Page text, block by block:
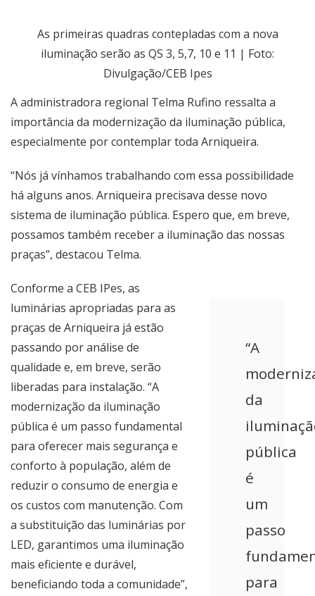
As primeiras quadras contepladas com a nova
iluminação serão as QS 3, 5,7, 10 e 11 | Foto:
Divulgação/CEB Ipes
A administradora regional Telma Rufino ressalta a
importância da modernização da iluminação pública,
especialmente por contemplar toda Arniqueira.
“Nós já vínhamos trabalhando com essa possibilidade
há alguns anos. Arniqueira precisava desse novo
sistema de iluminação pública. Espero que, em breve,
possamos também receber a iluminação das nossas
praças”, destacou Telma.
“A
da
pública
é
um
passo
para
Conforme a CEB IPes, as
luminárias apropriadas para as
praças de Arniqueira já estão
passando por análise de
qualidade e, em breve, serão
liberadas para instalação. “A
modernização da iluminação
pública é um passo fundamental
para oferecer mais segurança e
conforto à população, além de
reduzir o consumo de energia e
os custos com manutenção. Com
a substituição das luminárias por
LED, garantimos uma iluminação
mais eficiente e durável,
beneficiando toda a comunidade”,